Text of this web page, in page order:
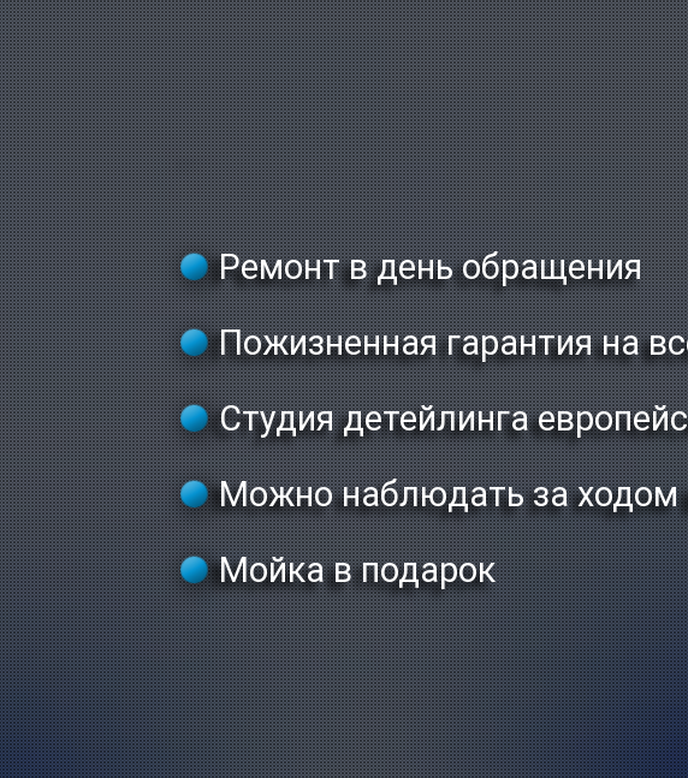
Ремонт в день обращения
Пожизненная гарантия на
Студия детейлинга
Можно наблюдать за ходом
Мойка в подарок